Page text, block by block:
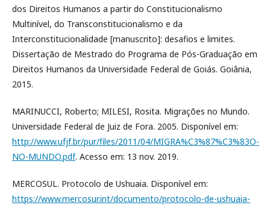
dos Direitos Humanos a partir do Constitucionalismo
Multinível, do Transconstitucionalismo e da
Interconstitucionalidade [manuscrito]: desafios e limites.
Dissertação de Mestrado do Programa de Pós-Graduação em
Direitos Humanos da Universidade Federal de Goiás. Goiânia,
2015.
MARINUCCI, Roberto; MILESI, Rosita. Migrações no Mundo.
Universidade Federal de Juiz de Fora. 2005. Disponível em:
http://www.ufjf.br/pur/files/2011/04/MIGRA%C3%87%C3%83O-
NO-MUNDO.pdf. Acesso em: 13 nov. 2019.
MERCOSUL. Protocolo de Ushuaia. Disponível em:
https://www.mercosur.int/documento/protocolo-de-ushuaia-